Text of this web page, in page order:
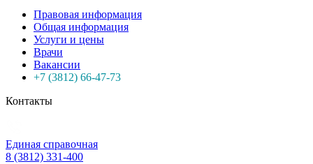
Правовая информация
Общая информация
Услуги и цены
Врачи
Вакансии
+7 (3812) 66-47-73
Контакты
Единая справочная
8 (3812) 331-400